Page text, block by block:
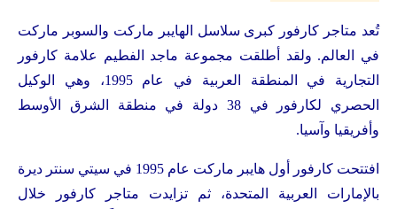
تُعد متاجر كارفور كبرى سلاسل الهايبر ماركت والسوبر ماركت
في العالم. ولقد أطلقت مجموعة ماجد الفطيم علامة كارفور
التجارية في المنطقة العربية في عام 1995، وهي الوكيل
الحصري لكارفور في 38 دولة في منطقة الشرق الأوسط
وأفريقيا وآسيا.
افتتحت كارفور أول هايبر ماركت عام 1995 في سيتي سنتر ديرة
بالإمارات العربية المتحدة، ثم تزايدت متاجر كارفور خلال